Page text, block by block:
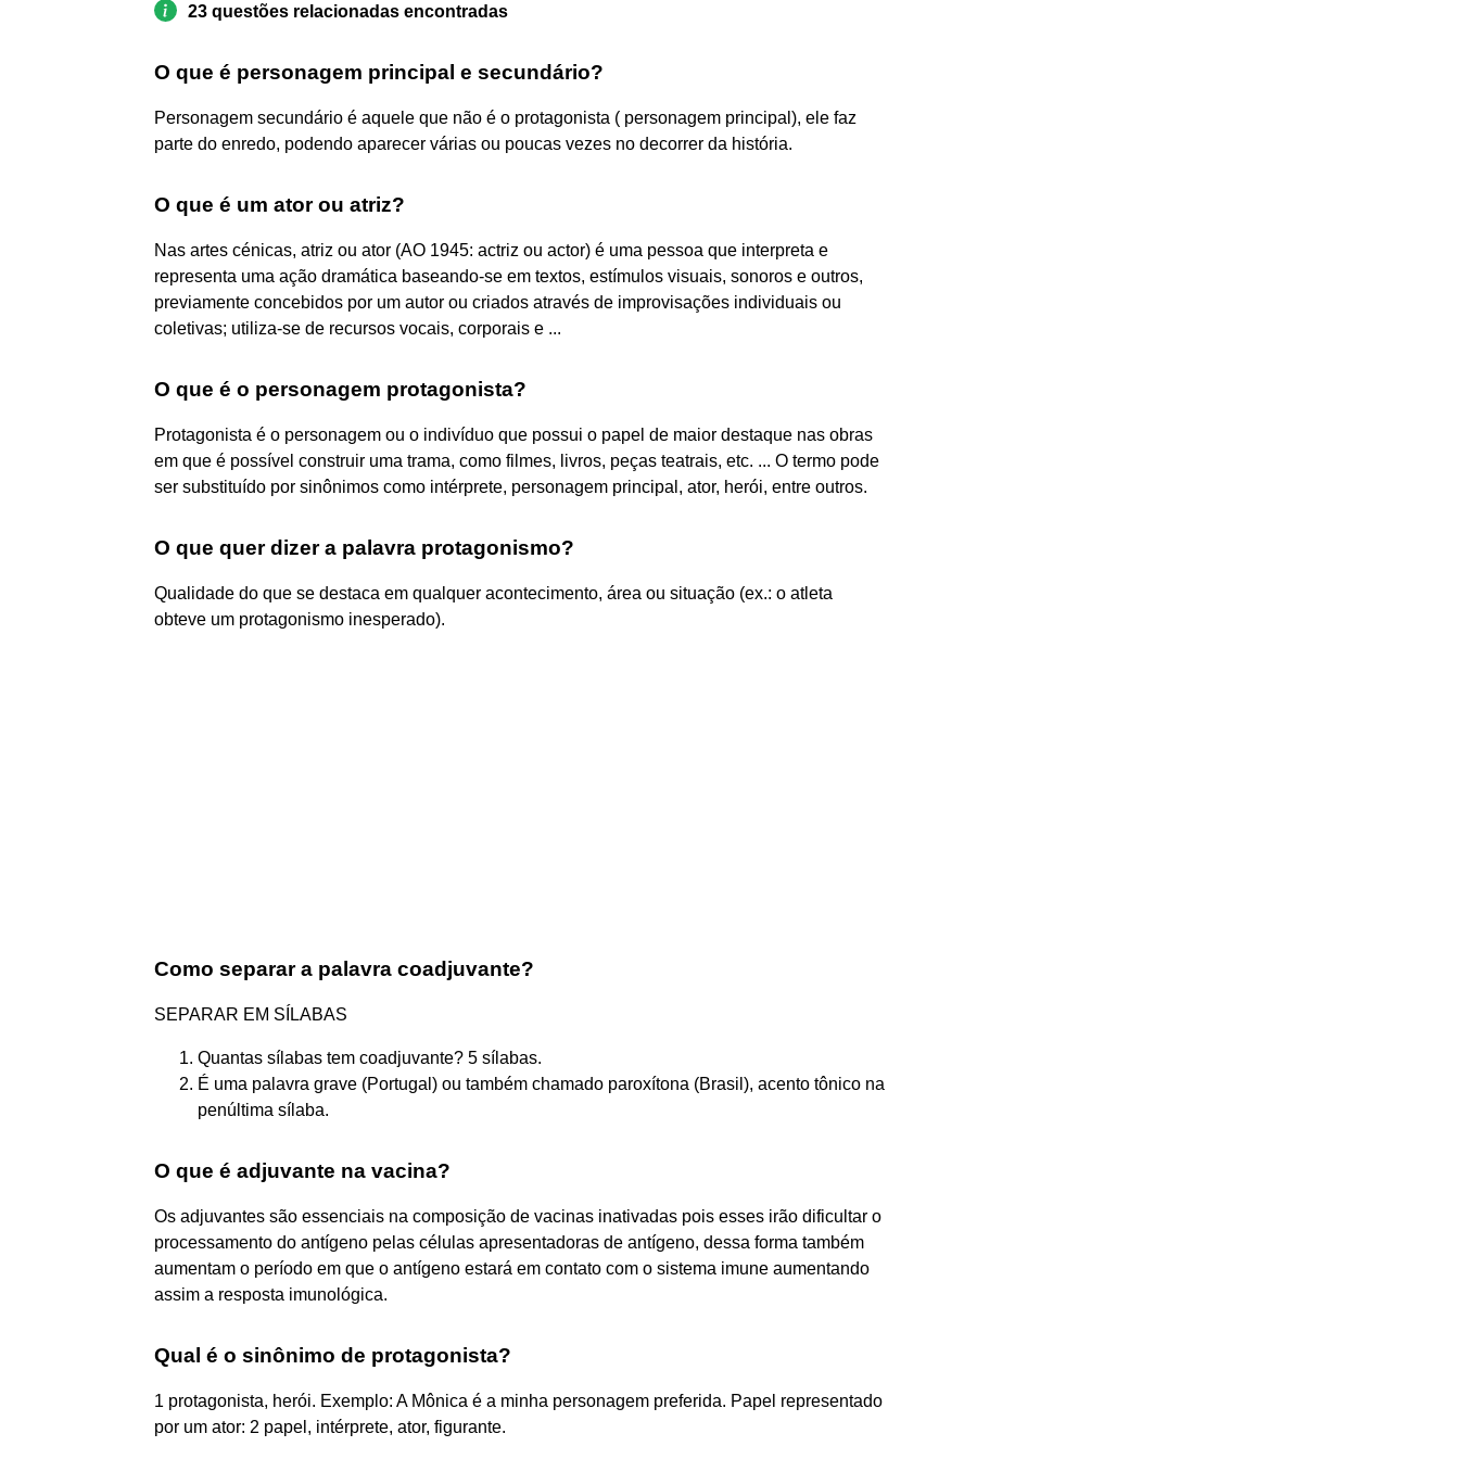
23 questões relacionadas encontradas
O que é personagem principal e secundário?
Personagem secundário é aquele que não é o protagonista ( personagem principal), ele faz
parte do enredo, podendo aparecer várias ou poucas vezes no decorrer da história.
O que é um ator ou atriz?
Nas artes cénicas, atriz ou ator (AO 1945: actriz ou actor) é uma pessoa que interpreta e
representa uma ação dramática baseando-se em textos, estímulos visuais, sonoros e outros,
previamente concebidos por um autor ou criados através de improvisações individuais ou
coletivas; utiliza-se de recursos vocais, corporais e ...
O que é o personagem protagonista?
Protagonista é o personagem ou o indivíduo que possui o papel de maior destaque nas obras
em que é possível construir uma trama, como filmes, livros, peças teatrais, etc. ... O termo pode
ser substituído por sinônimos como intérprete, personagem principal, ator, herói, entre outros.
O que quer dizer a palavra protagonismo?
Qualidade do que se destaca em qualquer acontecimento, área ou situação (ex.: o atleta
obteve um protagonismo inesperado).
Como separar a palavra coadjuvante?
SEPARAR EM SÍLABAS
Quantas sílabas tem coadjuvante? 5 sílabas.
É uma palavra grave (Portugal) ou também chamado paroxítona (Brasil), acento tônico na
penúltima sílaba.
O que é adjuvante na vacina?
Os adjuvantes são essenciais na composição de vacinas inativadas pois esses irão dificultar o
processamento do antígeno pelas células apresentadoras de antígeno, dessa forma também
aumentam o período em que o antígeno estará em contato com o sistema imune aumentando
assim a resposta imunológica.
Qual é o sinônimo de protagonista?
1 protagonista, herói. Exemplo: A Mônica é a minha personagem preferida. Papel representado
por um ator: 2 papel, intérprete, ator, figurante.